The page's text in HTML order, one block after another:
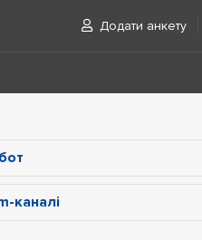
Додати анкету
каналі